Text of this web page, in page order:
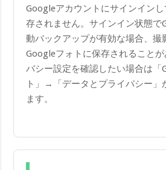
Googleアカウントにサインイン
存されません。サインイン状態で
動バックアップが有効な場合、撮
Googleフォトに保存されること
バシー設定を確認したい場合は「
ト」→「データとプライバシー」
ます。